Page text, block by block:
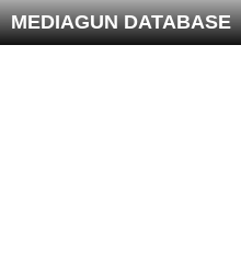
MEDIAGUN DATABASE